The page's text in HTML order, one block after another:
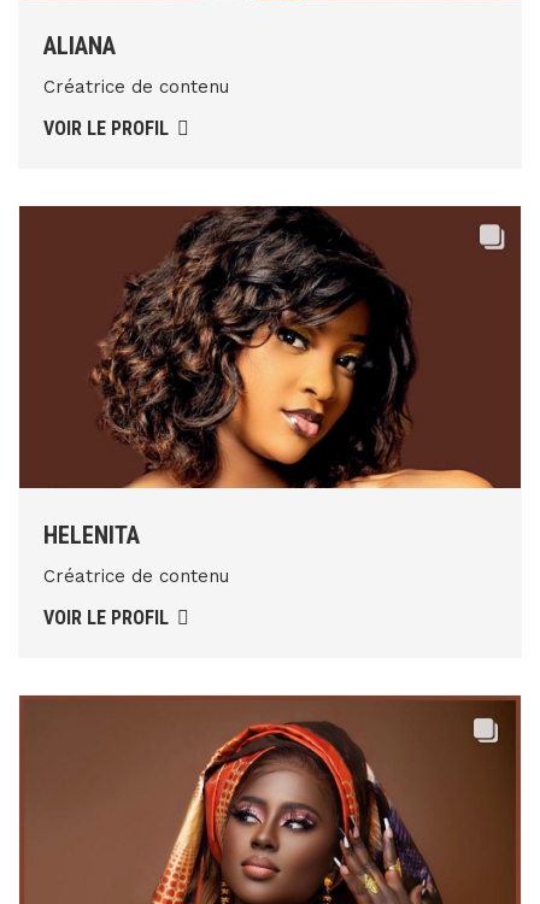
ALIANA
Créatrice de contenu
VOIR LE PROFIL
HELENITA
Créatrice de contenu
VOIR LE PROFIL